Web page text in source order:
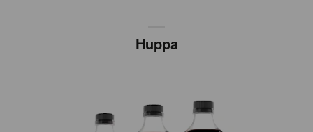
Huppa